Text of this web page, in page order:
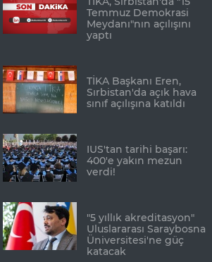
Temmuz Demokrasi
Meydanı"nın açılışını
yaptı
TİKA Başkanı Eren,
Sırbistan'da açık hava
sınıf açılışına katıldı
IUS'tan tarihi başarı:
400'e yakın mezun
verdi!
"5 yıllık akreditasyon"
Uluslararası Saraybosna
Üniversitesi'ne güç
katacak